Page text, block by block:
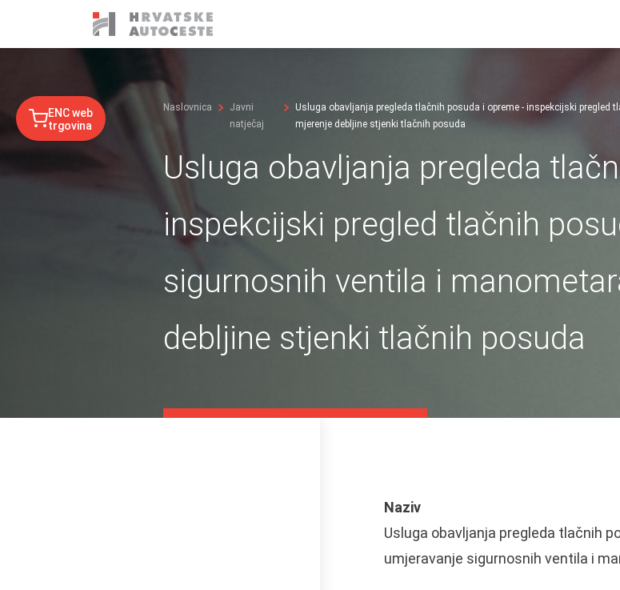
ENC web
trgovina
Naslovnica
Javni
natječaj
Usluga obavljanja pregleda tlačnih posuda i opreme - inspekcijski
mjerenje debljine stjenki tlačnih posuda
Usluga obavljanja pregleda
inspekcijski pregled tlačnih
sigurnosnih ventila i
debljine stjenki tlačnih posuda
Naziv
Usluga obavljanja pregleda tlačnih
umjeravanje sigurnosnih ventila i